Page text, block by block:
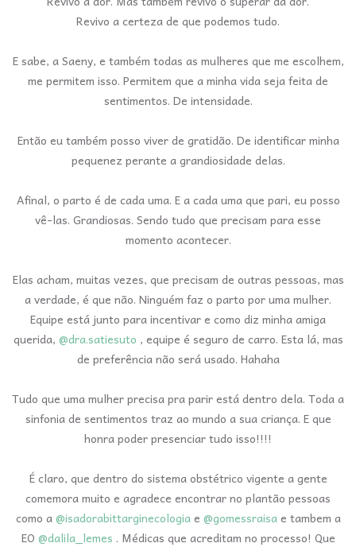
Revivo a certeza de que podemos tudo.
E sabe, a Saeny, e também todas as mulheres que me escolhem,
me permitem isso. Permitem que a minha vida seja feita de
sentimentos. De intensidade.
Então eu também posso viver de gratidão. De identificar minha
pequenez perante a grandiosidade delas.
Afinal, o parto é de cada uma. E a cada uma que pari, eu posso
vê-las. Grandiosas. Sendo tudo que precisam para esse
momento acontecer.
Elas acham, muitas vezes, que precisam de outras pessoas, mas
a verdade, é que não. Ninguém faz o parto por uma mulher.
Equipe está junto para incentivar e como diz minha amiga
querida, @dra.satiesuto , equipe é seguro de carro. Esta lá, mas
de preferência não será usado. Hahaha
Tudo que uma mulher precisa pra parir está dentro dela. Toda a
sinfonia de sentimentos traz ao mundo a sua criança. E que
honra poder presenciar tudo isso!!!!
É claro, que dentro do sistema obstétrico vigente a gente
comemora muito e agradece encontrar no plantão pessoas
como a@isadorabittarginecologiae @gomessraisae tambem a
EO @dalila_lemes . Médicas que acreditam no processo! Que